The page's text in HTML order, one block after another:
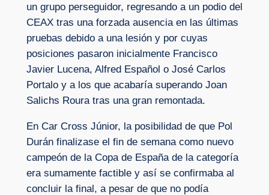
un grupo perseguidor, regresando a un podio del
CEAX tras una forzada ausencia en las últimas
pruebas debido a una lesión y por cuyas
posiciones pasaron inicialmente Francisco
Javier Lucena, Alfred Español o José Carlos
Portalo y a los que acabaría superando Joan
Salichs Roura tras una gran remontada.
En Car Cross Júnior, la posibilidad de que Pol
Durán finalizase el fin de semana como nuevo
campeón de la Copa de España de la categoría
era sumamente factible y así se confirmaba al
concluir la final, a pesar de que no podía